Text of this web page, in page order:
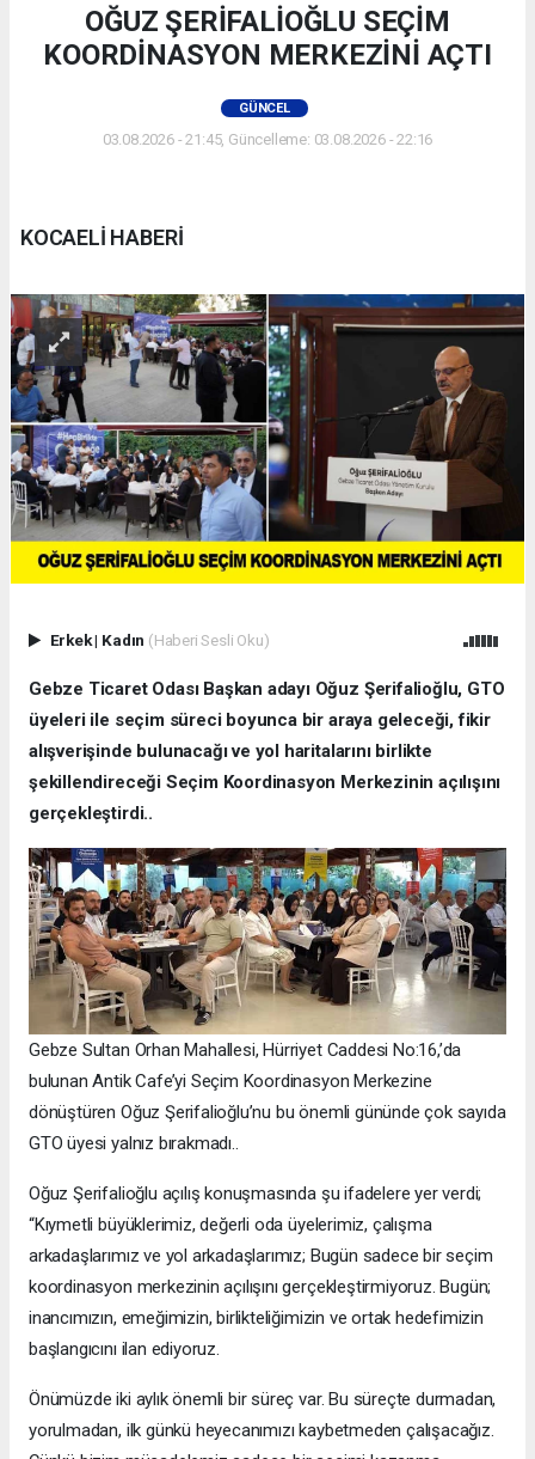
OĞUZ ŞERİFALİOĞLU SEÇİM
KOORDİNASYON MERKEZİNİ AÇTI
GÜNCEL
03.08.2026 - 21:45, Güncelleme: 03.08.2026 - 22:16
KOCAELİ HABERİ
Erkek| Kadın (Haberi Sesli Oku)
Gebze Ticaret Odası Başkan adayı Oğuz Şerifalioğlu, GTO
üyeleri ile seçim süreci boyunca bir araya geleceği, fikir
alışverişinde bulunacağı ve yol haritalarını birlikte
şekillendireceği Seçim Koordinasyon Merkezinin açılışını
gerçekleştirdi..
Gebze Sultan Orhan Mahallesi, Hürriyet Caddesi No:16,’da
bulunan Antik Cafe’yi Seçim Koordinasyon Merkezine
dönüştüren Oğuz Şerifalioğlu’nu bu önemli gününde çok sayıda
GTO üyesi yalnız bırakmadı..
Oğuz Şerifalioğlu açılış konuşmasında şu ifadelere yer verdi;
“Kıymetli büyüklerimiz, değerli oda üyelerimiz, çalışma
arkadaşlarımız ve yol arkadaşlarımız; Bugün sadece bir seçim
koordinasyon merkezinin açılışını gerçekleştirmiyoruz. Bugün;
inancımızın, emeğimizin, birlikteliğimizin ve ortak hedefimizin
başlangıcını ilan ediyoruz.
Önümüzde iki aylık önemli bir süreç var. Bu süreçte durmadan,
yorulmadan, ilk günkü heyecanımızı kaybetmeden çalışacağız.